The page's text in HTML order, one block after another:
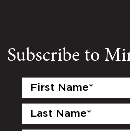
Subscribe to
First
Last